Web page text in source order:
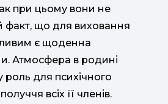
при цьому вони не
факт, що для виховання
є щоденна
Атмосфера в родині
роль для психічного
всіх її членів.